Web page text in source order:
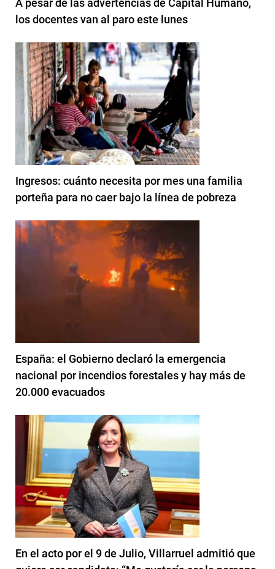
A pesar de las advertencias de Capital Humano,
los docentes van al paro este lunes
Ingresos: cuánto necesita por mes una familia
porteña para no caer bajo la línea de pobreza
España: el Gobierno declaró la emergencia
nacional por incendios forestales y hay más de
20.000 evacuados
En el acto por el 9 de Julio, Villarruel admitió que